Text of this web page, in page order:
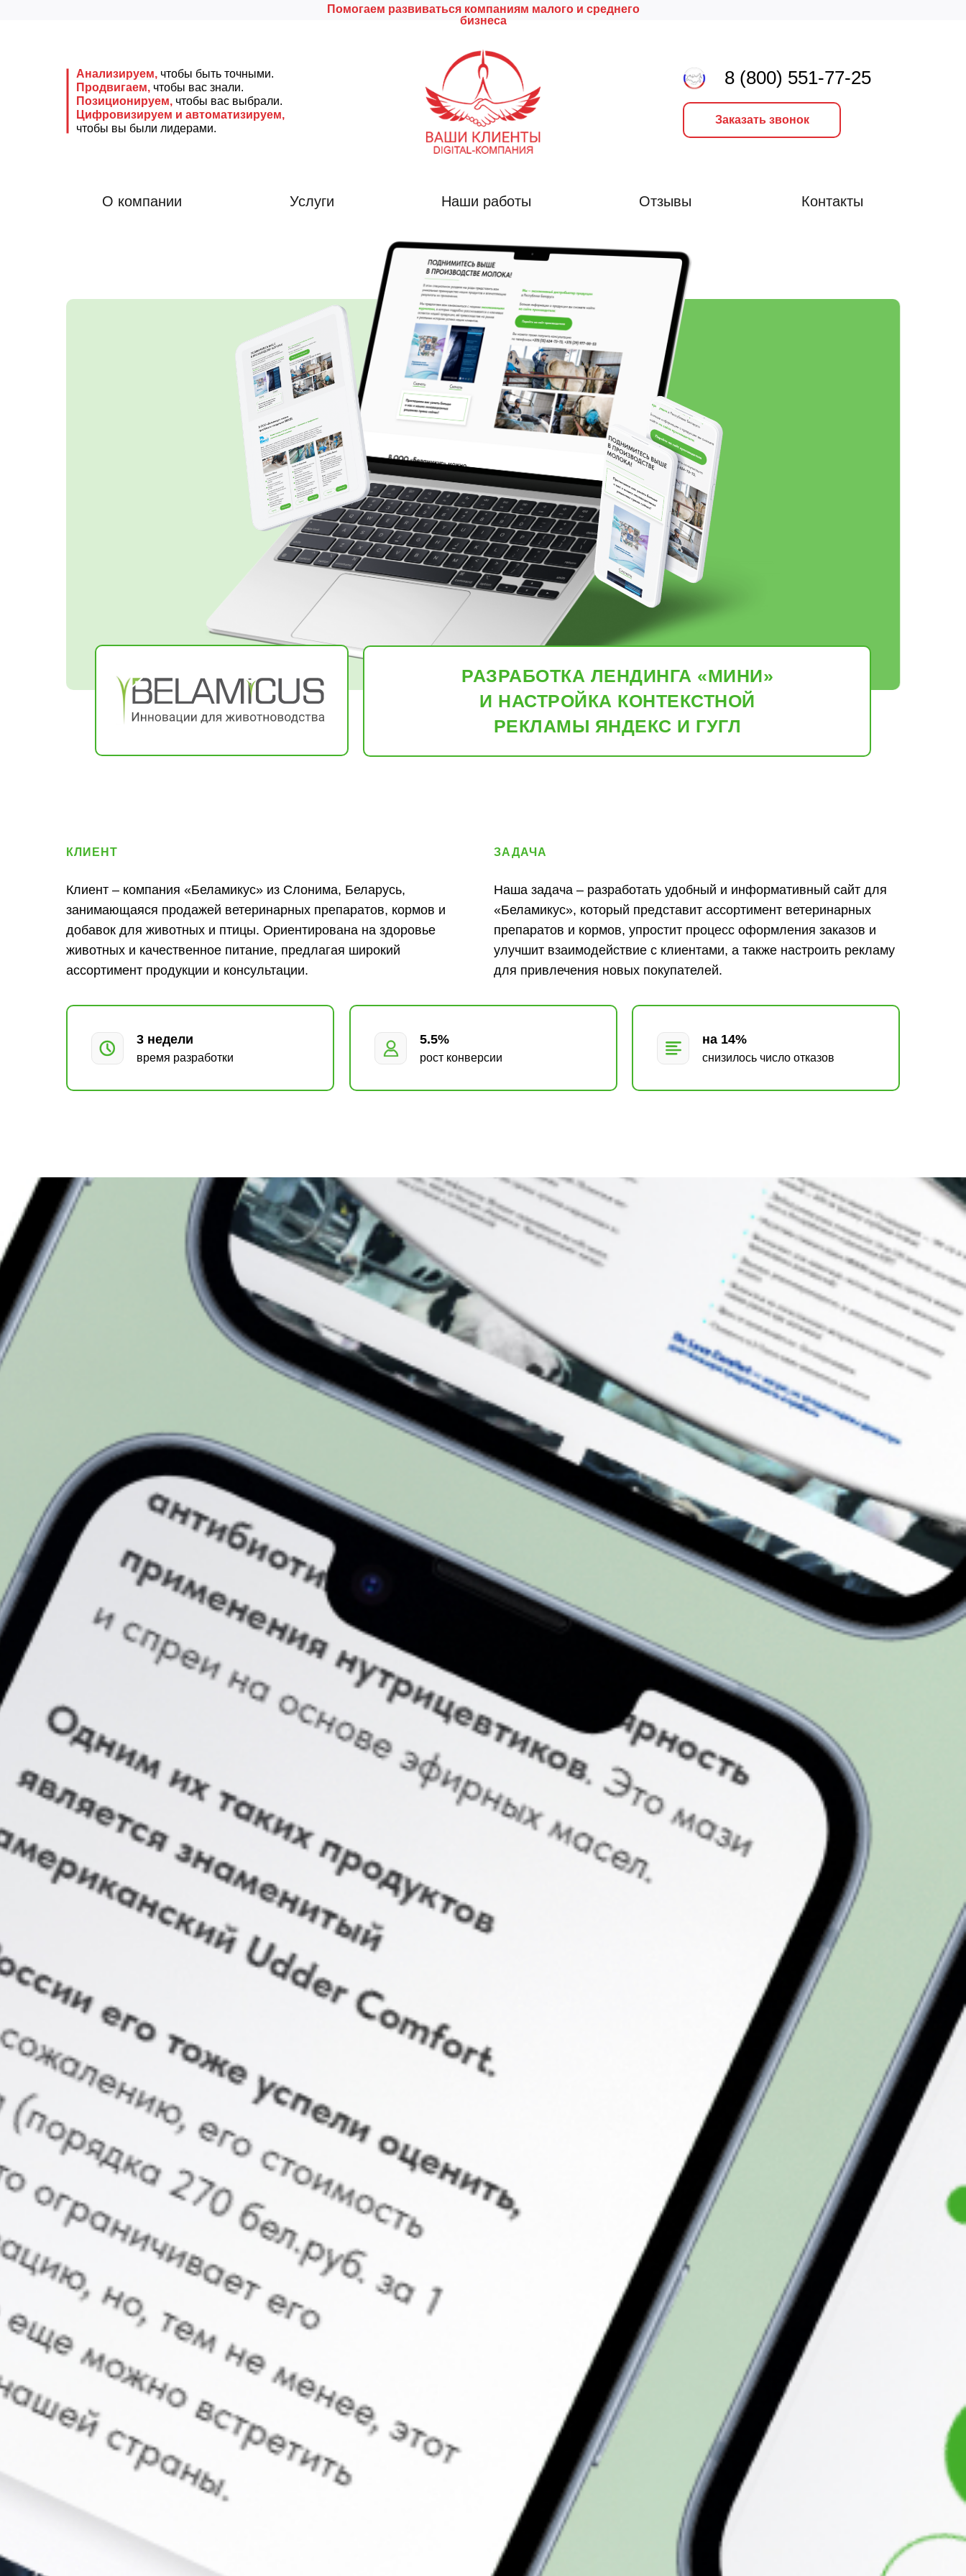
Заказать звонок
Анализируем, чтобы быть точными.
Продвигаем, чтобы вас знали.
Позиционируем, чтобы вас выбрали.
Цифровизируем и автоматизируем,
чтобы вы были лидерами.
Помогаем развиваться компаниям малого и среднего
бизнеса
О компании Наши работы Отзывы
Услуги
8 (800) 551-77-25
Контакты
РАЗРАБОТКА ЛЕНДИНГА «МИНИ»
И НАСТРОЙКА КОНТЕКСТНОЙ
РЕКЛАМЫ ЯНДЕКС И ГУГЛ
Клиент – компания «Беламикус» из Слонима, Беларусь,
занимающаяся продажей ветеринарных препаратов, кормов и
добавок для животных и птицы. Ориентирована на здоровье
животных и качественное питание, предлагая широкий
ассортимент продукции и консультации.
Наша задача – разработать удобный и информативный сайт для
«Беламикус», который представит ассортимент ветеринарных
препаратов и кормов, упростит процесс оформления заказов и
улучшит взаимодействие с клиентами, а также настроить рекламу
для привлечения новых покупателей.
КЛИЕНТ ЗАДАЧА
3 недели
время разработки
5.5%
рост конверсии
на 14%
снизилось число отказов